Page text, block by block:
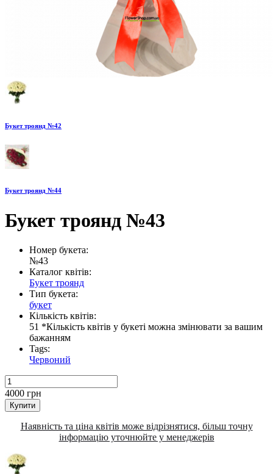
Букет троянд №42
Букет троянд №44
Букет троянд №43
Номер букета:
№43
Каталог квітів:
Букет троянд
Тип букета:
букет
Кількість квітів:
51 *Кількість квітів у букеті можна змінювати за вашим
бажанням
Tags:
Червоний
4000 грн
Купити
Наявність та ціна квітів може відрізнятися, більш точну
інформацію уточнюйте у менеджерів